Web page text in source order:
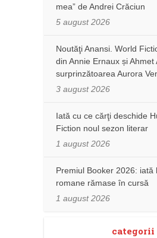
mea” de Andrei Crăciun
5 august 2026
Noutăţi Anansi. World
din Annie Ernaux și Ahmet
surprinzătoarea Aurora
3 august 2026
Iată cu ce cărţi deschide
Fiction noul sezon literar
1 august 2026
Premiul Booker 2026: iată
romane rămase în cursă
1 august 2026
categorii